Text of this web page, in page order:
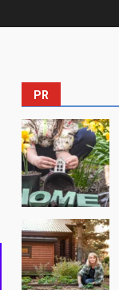
PR